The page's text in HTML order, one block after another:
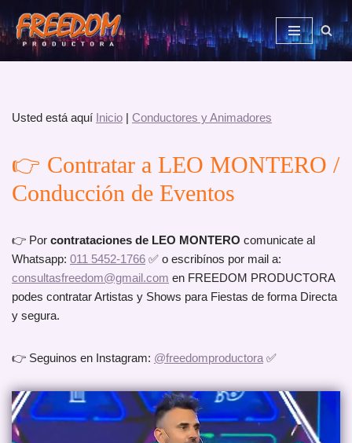
Saltar
al
Usted está aquí Inicio | Conductores y Animadores
👉 Contratar a LEO MONTERO /
Conducción de Eventos
👉 Por contrataciones de LEO MONTERO comunicate al
Whatsapp: 011 5452-1766 ✅ o escribínos por mail a:
consultasfreedom@gmail.com en FREEDOM PRODUCTORA
podes contratar Artistas y Shows para Fiestas de forma Directa
y segura.
👉 Seguinos en Instagram: @freedomproductora ✅